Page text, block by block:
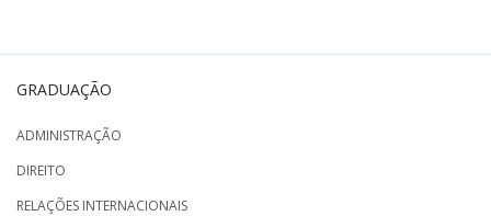
GRADUAÇÃO
ADMINISTRAÇÃO
DIREITO
RELAÇÕES INTERNACIONAIS